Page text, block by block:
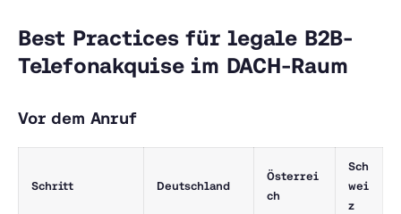
Best Practices für legale B2B-
Telefonakquise im DACH-Raum
Vor dem Anruf
Schritt Deutschland
Österrei
ch
Sch
wei
z